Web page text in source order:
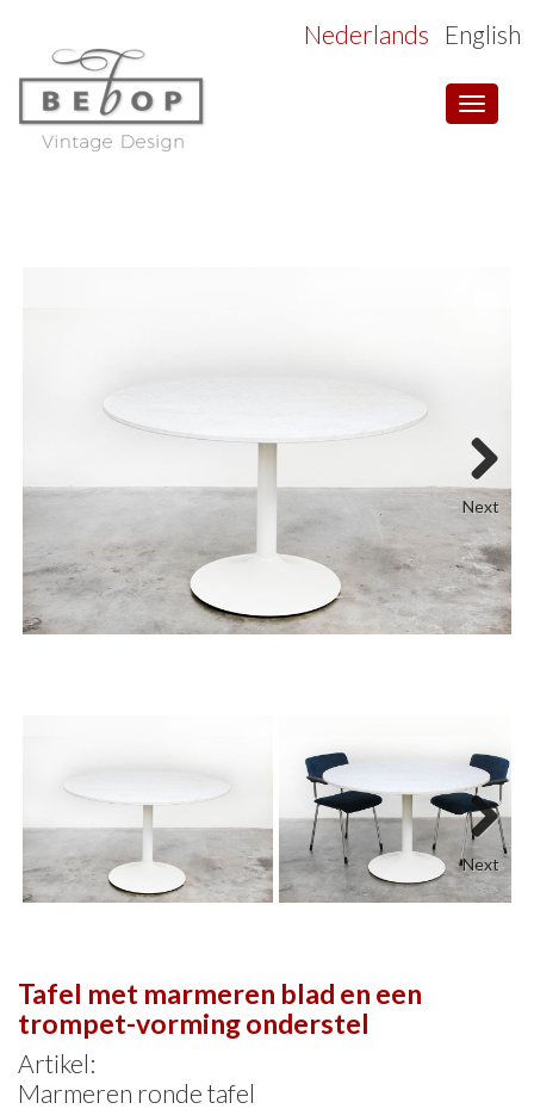
Toggle
Nederlands English
Next
Next
Tafel met marmeren blad en een
trompet-vorming onderstel
Artikel:
Marmeren ronde tafel